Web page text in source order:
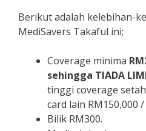
Berikut adalah kelebihan-
MediSavers Takaful ini;
Coverage minima
sehingga TIADA
tinggi coverage
card lain RM150,000
Bilik RM300.